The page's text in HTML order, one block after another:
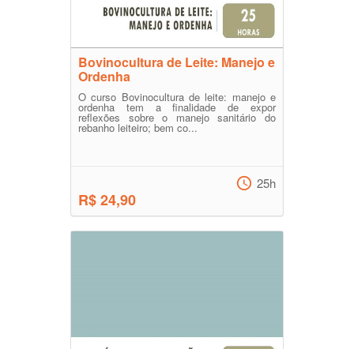
Bovinocultura de Leite: Manejo e
Ordenha
O curso Bovinocultura de leite: manejo e
ordenha tem a finalidade de expor
reflexões sobre o manejo sanitário do
rebanho leiteiro; bem co...
R$ 24,90
25h